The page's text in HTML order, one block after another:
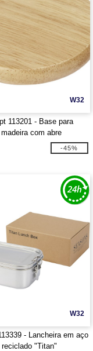
W32
113201 - Base para
com abre
-45%
W32
- Lancheira em aço
"Titan"